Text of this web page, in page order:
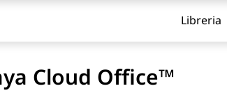
Libreria
Cloud Office™